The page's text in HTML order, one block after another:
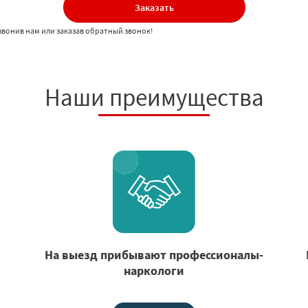
Заказать
нам или заказав обратный звонок!
Наши преимущества
На выезд прибывают профессионалы-
наркологи